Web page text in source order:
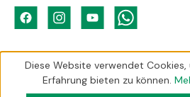
Diese Website verwendet
Erfahrung bieten zu können.